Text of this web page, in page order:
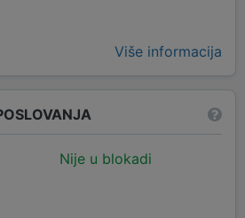
Više informacija
Nije u blokadi